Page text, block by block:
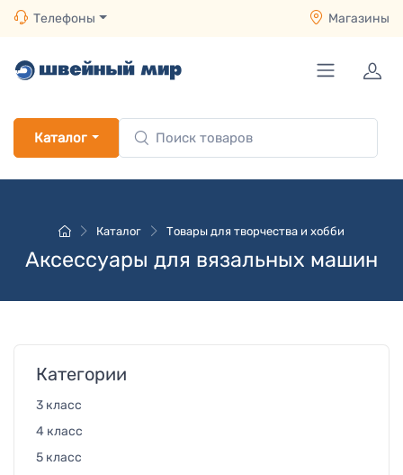
Телефоны Магазины
Каталог
Каталог Товары для творчества и хобби
Аксессуары для вязальных машин
Категории
3 класс
4 класс
5 класс